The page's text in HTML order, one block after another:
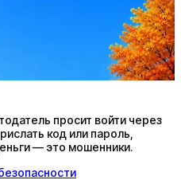
просит войти через
код или пароль,
— это мошенники.